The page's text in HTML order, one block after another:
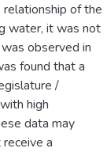
of the
water, it was not
observed in
found that a
/
high
data may
a